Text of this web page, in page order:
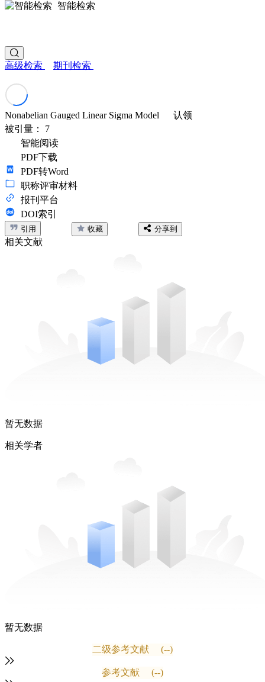
智能检索
高级检索 期刊检索
Nonabelian Gauged Linear Sigma Model
认领
被引量： 7
智能阅读
PDF下载
PDF转Word
职称评审材料
报刊平台
DOI索引
引用 收藏 分享到
相关文献
暂无数据
相关学者
暂无数据
二级参考文献 (--)
参考文献 (--)